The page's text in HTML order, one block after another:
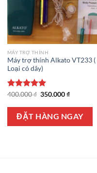
MÁY TRỢ THÍNH
Máy trợ thính Alkato VT233 (
Loại có dây)
Được xếp
5 sao
400.000₫ Giá
là:
400.000 ₫.
350.000₫Giá
tại
là:
350.000 ₫.
ĐẶT HÀNG NGAY